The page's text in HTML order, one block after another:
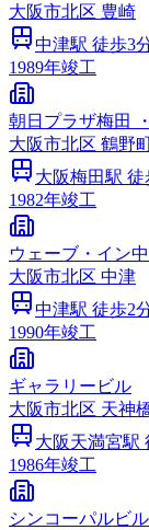
大阪市北区 豊崎
中津駅 徒歩3
1989年竣工
朝日プラザ梅田
大阪市北区 鶴野
大阪梅田駅 徒
1982年竣工
ウェーブ・イン
大阪市北区 中津
中津駅 徒歩2
1990年竣工
ギャラリービル
大阪市北区 天神
大阪天満宮駅
1986年竣工
シンコーパルビル